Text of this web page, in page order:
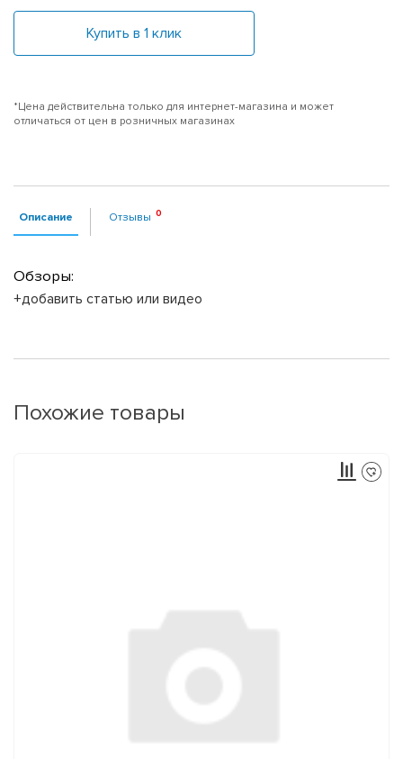
Купить в 1 клик
*Цена действительна только для интернет-магазина и может
отличаться от цен в розничных магазинах
Описание Отзывы
Обзоры:
+добавить статью или видео
Похожие товары